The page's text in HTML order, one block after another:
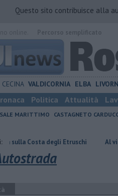
Questo sito contribuisce alla
CECINA VALDICORNIA ELBA
Politica Attualità
MARITTIMO CASTAGNETO
degli Etruschi Al via il restyling